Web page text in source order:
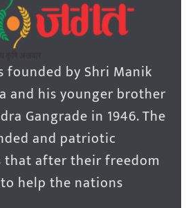
founded by Shri Manik
and his younger brother
Gangrade in 1946. The
and patriotic
after their freedom
help the nations